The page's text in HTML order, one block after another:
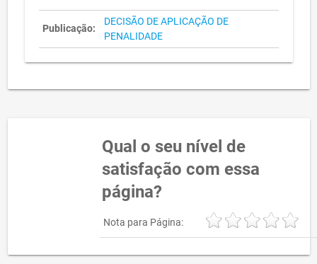
Publicação:
DECISÃO DE APLICAÇÃO DE
PENALIDADE
Qual o seu nível de
satisfação com essa
página?
Nota para Página: